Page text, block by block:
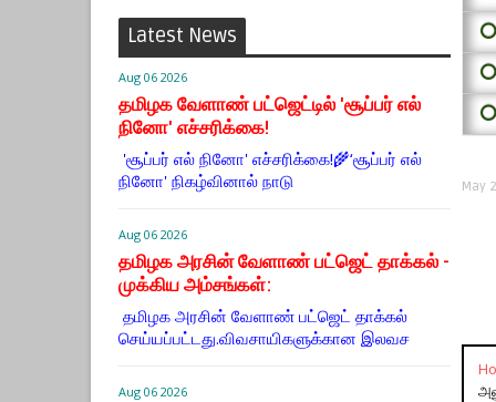
Latest News
Aug 06 2026
தமிழக வேளாண் பட்ஜெட்டில் 'சூப்பர் எல்
நினோ' எச்சரிக்கை!
'சூப்பர் எல் நினோ' எச்சரிக்கை!🌾‘சூப்பர் எல்
நினோ' நிகழ்வினால் நாடு
Aug 06 2026
தமிழக அரசின் வேளாண் பட்ஜெட் தாக்கல் -
முக்கிய அம்சங்கள்:
தமிழக அரசின் வேளாண் பட்ஜெட் தாக்கல்
செய்யப்பட்டது.விவசாயிகளுக்கான இலவச
Aug 06 2026
May